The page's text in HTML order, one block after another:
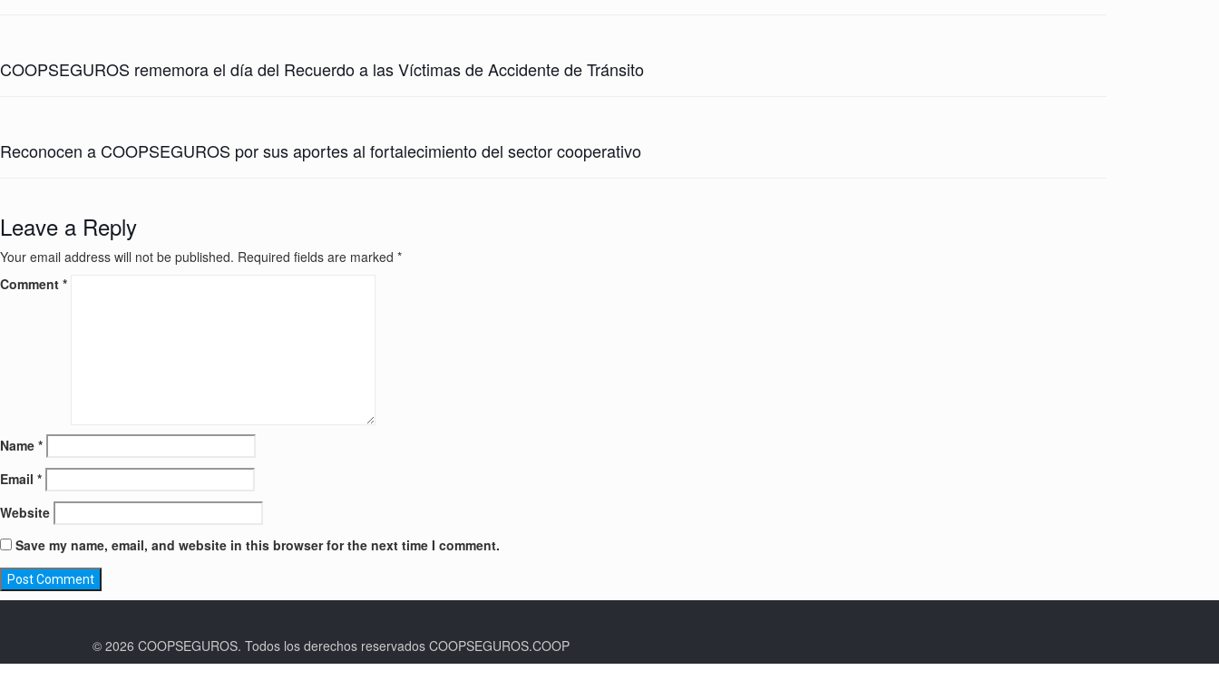
COOPSEGUROS rememora el día del Recuerdo a las Víctimas de Accidente de Tránsito
Reconocen a COOPSEGUROS por sus aportes al fortalecimiento del sector cooperativo
Leave a Reply
Your email address will not be published. Required fields are marked *
Comment *
Name *
Email *
Website
Save my name, email, and website in this browser for the next time I comment.
© 2026 COOPSEGUROS. Todos los derechos reservados COOPSEGUROS.COOP